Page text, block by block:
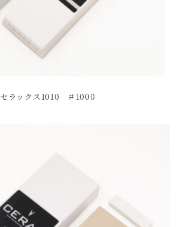
セラックス1010 ＃1000